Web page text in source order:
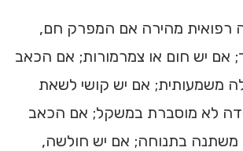
רפואית מהירה אם המפרק חם,
אם יש חום או צמרמורות; אם הכאב
משמעותית; אם יש קושי לשאת
לא מוסברת במשקל; אם הכאב
משתנה בתנוחה; אם יש חולשה,